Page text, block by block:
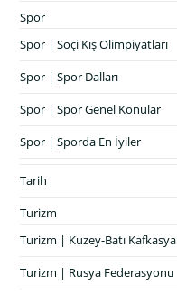
Spor
Spor | Soçi Kış Olimpiyatları
Spor | Spor Dalları
Spor | Spor Genel Konular
Spor | Sporda En İyiler
Tarih
Turizm
Turizm | Kuzey-Batı Kafkasya
Turizm | Rusya Federasyonu